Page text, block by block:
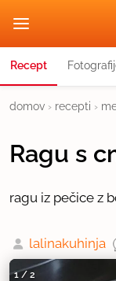
Recept
domov › recepti ›
Ragu s
ragu iz pečice z
lalinakuhinja
1/ 2